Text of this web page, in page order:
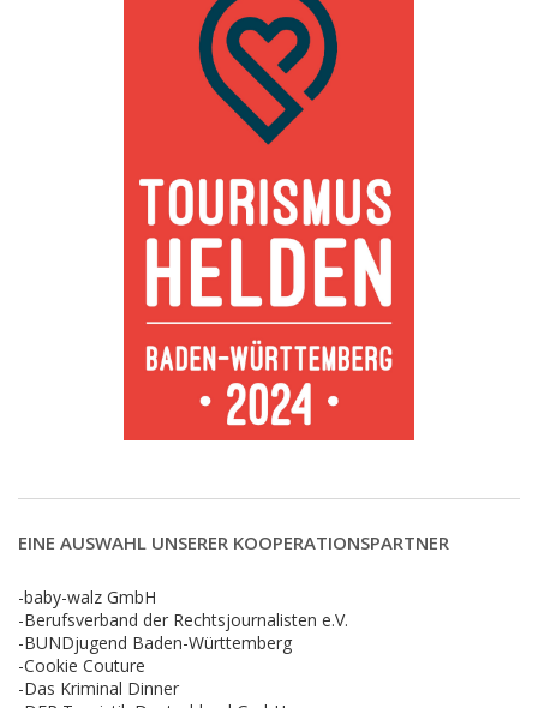
EINE AUSWAHL UNSERER KOOPERATIONSPARTNER
-baby-walz GmbH
-Berufsverband der Rechtsjournalisten e.V.
-BUNDjugend Baden-Württemberg
-Cookie Couture
-Das Kriminal Dinner